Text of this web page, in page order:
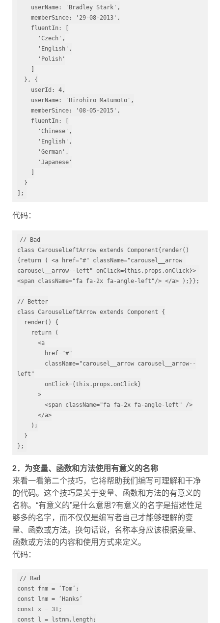
    userName:
'Bradley Stark'
    memberSince:
'29-08-2013'
'Czech'
'English'
'Polish'
    userId:
4
    userName:
'Hirohiro Matumoto'
    memberSince:
'08-05-2015'
'Chinese'
'English'
'German'
'Japanese'
];
代码：
// Bad
class CarouselLeftArrow extends Component { render()
{ return ( <a href= "#" className=
"carousel__arrow
carousel__arrow--left" onClick={this .props.onClick}>
<span className=
"fa fa-2x fa-angle-left" /> </a> );}};
// Better
class
CarouselLeftArrow extends Component {
return (
        href=
"#"
        className=
"carousel__arrow carousel__arrow--
left"
        onClick={
this .props.onClick}
        <span className=
"fa fa-2x fa-angle-left" />
};
2．为变量、函数和方法使用有意义的名称
来看一看第二个技巧，它将帮助我们编写可理解和干净
的代码。这个技巧是关于变量、函数和方法的有意义的
名称。“有意义的”是什么意思?有意义的名字是描述性足
够多的名字，而不仅仅是编写者自己才能够理解的变
量、函数或方法。换句话说，名称本身应该根据变量、
函数或方法的内容和使用方式来定义。
代码：
// Bad
const
const
const x = 31
const l = lstnm. length